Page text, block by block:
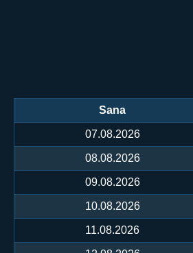
Sana
07.08.2026
08.08.2026
09.08.2026
10.08.2026
11.08.2026